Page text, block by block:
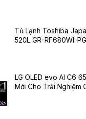
Tủ Lạnh Toshiba
520L GR-RF680WI-
LG OLED evo AI C6
Mới Cho Trải Nghiệm